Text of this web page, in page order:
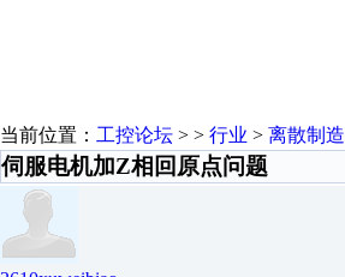
当前位置： 工控论坛 > > 行业 > 离散制造
伺服电机加Z相回原点问题